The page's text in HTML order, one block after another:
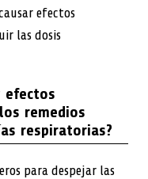
efectos
las dosis
efectos
remedios
respiratorias?
para despejar las